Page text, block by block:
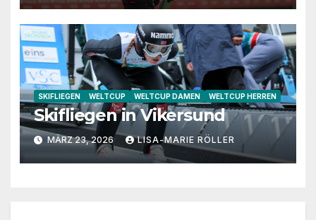
SKIFLIEGEN WELTCUP WELTCUP DAMEN WELTCUP HERREN
Skifliegen in Vikersund
MÄRZ 23, 2026 LISA-MARIE RÖLLER